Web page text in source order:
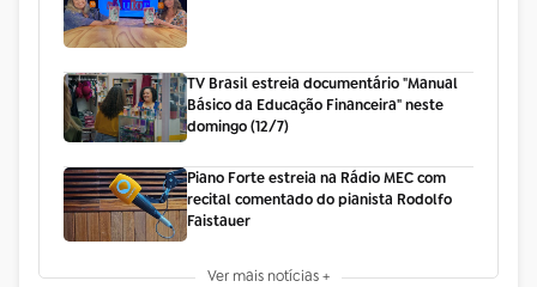
TV Brasil estreia documentário "Manual
Básico da Educação Financeira" neste
domingo (12/7)
Piano Forte estreia na Rádio MEC com
recital comentado do pianista Rodolfo
Faistauer
Ver mais notícias +